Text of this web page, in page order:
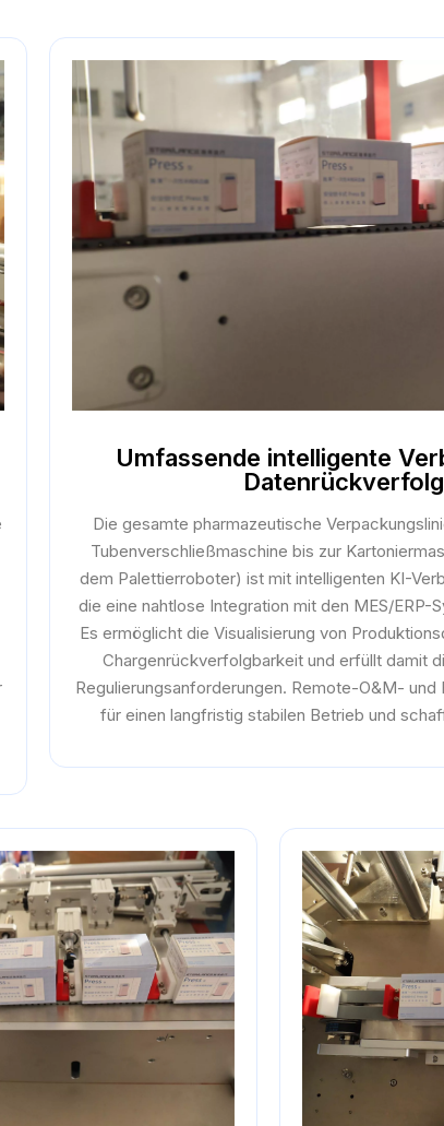
Umfassende intelligente
Die gesamte pharmazeutische
Tubenverschließmaschine bis zur
dem Palettierroboter) ist mit intelligenten KI-
die eine nahtlose Integration mit den MES/ERP-
Es ermöglicht die Visualisierung von
Chargenrückverfolgbarkeit und erfüllt damit
Regulierungsanforderungen. Remote-O&M-
für einen langfristig stabilen Betrieb und